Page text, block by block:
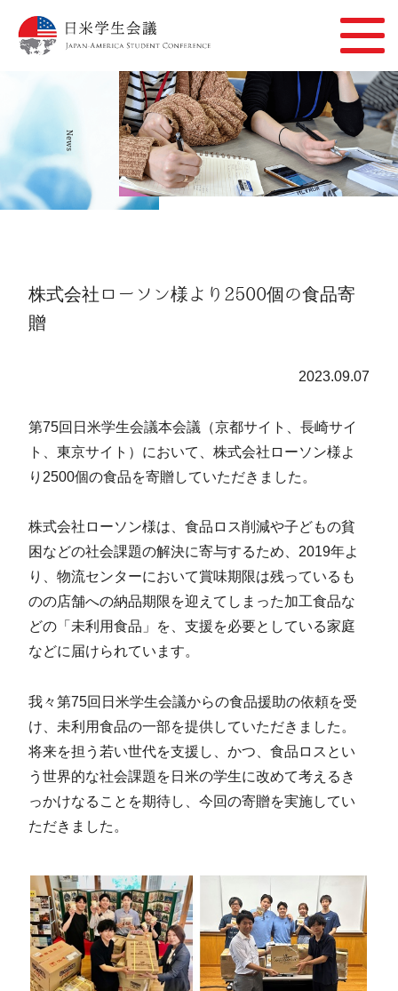
News
株式会社ローソン様より2500個の食品寄
贈
2023.09.07
第75回日米学生会議本会議（京都サイト、長崎サイ
ト、東京サイト）において、株式会社ローソン様よ
り2500個の食品を寄贈していただきました。
株式会社ローソン様は、食品ロス削減や子どもの貧
困などの社会課題の解決に寄与するため、2019年よ
り、物流センターにおいて賞味期限は残っているも
のの店舗への納品期限を迎えてしまった加工食品な
どの「未利用食品」を、支援を必要としている家庭
などに届けられています。
我々第75回日米学生会議からの食品援助の依頼を受
け、未利用食品の一部を提供していただきました。
将来を担う若い世代を支援し、かつ、食品ロスとい
う世界的な社会課題を日米の学生に改めて考えるき
っかけなることを期待し、今回の寄贈を実施してい
ただきました。